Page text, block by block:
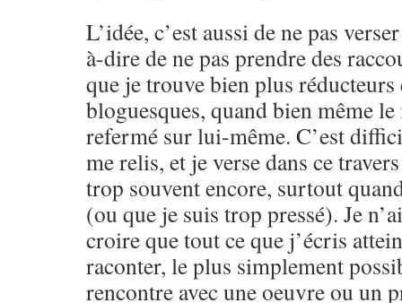
L’idée, c’est aussi de ne pas
à-dire de ne pas prendre des
que je trouve bien plus réducteurs
bloguesques, quand bien même
refermé sur lui-même. C’est
me relis, et je verse dans ce
trop souvent encore, surtout
(ou que je suis trop pressé). Je
croire que tout ce que j’écris
raconter, le plus simplement
rencontre avec une oeuvre ou un